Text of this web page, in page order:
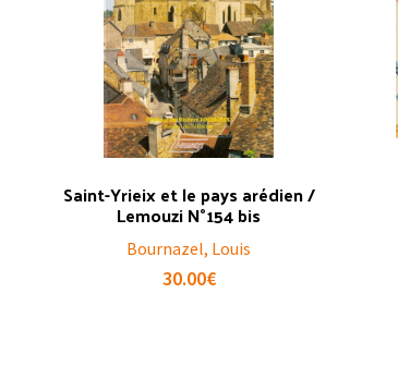
Saint-Yrieix et le pays arédien /
Lemouzi N°154 bis
Bournazel, Louis
30.00€